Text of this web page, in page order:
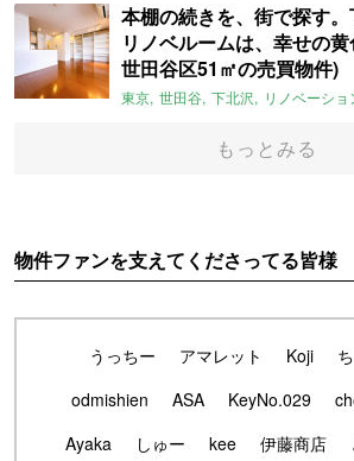
本棚の続きを、街で探す
リノベルームは、幸せの
世田谷区51㎡の売買物件)
東京 世田谷 下北沢 リノベーショ
もっとみる
物件ファンを支えてくださってる皆様
うっちー アマレット Koji
odmishien
ASA KeyNo.029
Ayaka
しゅー kee 伊藤商店